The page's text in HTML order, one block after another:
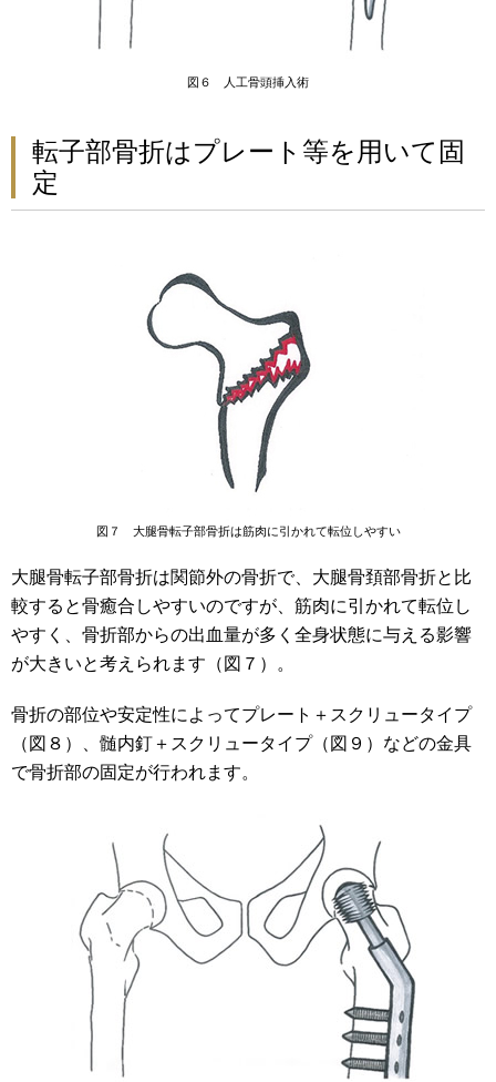
図６ 人工骨頭挿入術
転子部骨折はプレート等を用いて固
定
図７ 大腿骨転子部骨折は筋肉に引かれて転位しやすい
大腿骨転子部骨折は関節外の骨折で、大腿骨頚部骨折と比
較すると骨癒合しやすいのですが、筋肉に引かれて転位し
やすく、骨折部からの出血量が多く全身状態に与える影響
が大きいと考えられます（図７）。
骨折の部位や安定性によってプレート＋スクリュータイプ
（図８）、髄内釘＋スクリュータイプ（図９）などの金具
で骨折部の固定が行われます。